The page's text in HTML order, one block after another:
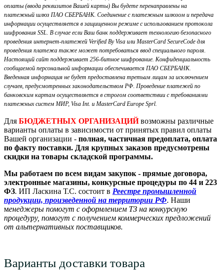
оплаты (ввода реквизитов Вашей карты) Вы будете перенаправлены на
платежный шлюз ПАО СБЕРБАНК. Соединение с платежным шлюзом и передача
информации осуществляется в защищенном режиме с использованием протокола
шифрования SSL. В случае если Ваш банк поддерживает технологию безопасного
проведения интернет-платежей Verified By Visa или MasterCard SecureCode для
проведения платежа также может потребоваться ввод специального пароля.
Настоящий сайт поддерживает 256-битное шифрование. Конфиденциальность
сообщаемой персональной информации обеспечивается ПАО СБЕРБАНК.
Введенная информация не будет предоставлена третьим лицам за исключением
случаев, предусмотренных законодательством РФ. Проведение платежей по
банковским картам осуществляется в строгом соответствии с требованиями
платежных систем МИР, Visa Int. и MasterCard Europe Sprl.
Для БЮДЖЕТНЫХ ОРГАНИЗАЦИЙ возможны различные
варианты оплаты в зависимости от принятых правил оплаты
Вашей организации - полная, частичная предоплата, оплата
по факту поставки. Для крупных заказов предусмотрены
скидки на товары складской программы.
Мы работаем по всем видам закупок - прямые договора,
электронные магазины, конкурсные процедуры по 44 и 223
ФЗ. ИП Ласкина Т.С. состоит в Реестре промышленной
продукции, произведенной на территории РФ. Наши
менеджеры помогут с оформлением ТЗ на конкурсную
процедуру, помогут с получением коммерческих предложений
от альтернативных поставщиков.
Варианты доставки товара